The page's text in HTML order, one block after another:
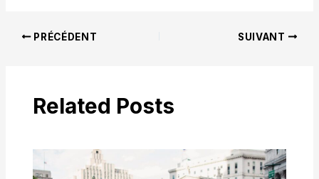
PRÉCÉDENT SUIVANT
Related Posts